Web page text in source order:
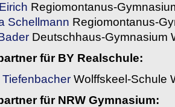
Regiomontanus-
Schellmann Regiomontanus-
Deutschhaus-Gymnasium
für BY Realschule:
Tiefenbacher Wolffskeel-Schule
für NRW Gymnasium: